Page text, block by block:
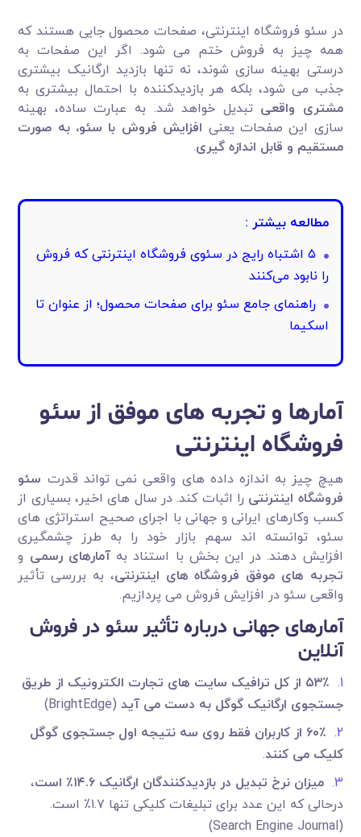
در سئو فروشگاه اینترنتی، صفحات محصول جایی هستند که
همه چیز به فروش ختم می شود. اگر این صفحات به
درستی بهینه سازی شوند، نه تنها بازدید ارگانیک بیشتری
جذب می شود، بلکه هر بازدیدکننده با احتمال بیشتری به
مشتری واقعی تبدیل خواهد شد. به عبارت ساده، بهینه
سازی این صفحات یعنی افزایش فروش با سئو، به صورت
مستقیم و قابل اندازه گیری.
مطالعه بیشتر :
۵ اشتباه رایج در سئوی فروشگاه اینترنتی که فروش
را نابود می‌کنند
راهنمای جامع سئو برای صفحات محصول؛ از عنوان تا
اسکیما
آمارها و تجربه های موفق از سئو
فروشگاه اینترنتی
هیچ چیز به اندازه داده های واقعی نمی تواند قدرت سئو
فروشگاه اینترنتی را اثبات کند. در سال های اخیر، بسیاری از
کسب وکارهای ایرانی و جهانی با اجرای صحیح استراتژی های
سئو، توانسته اند سهم بازار خود را به طرز چشمگیری
افزایش دهند. در این بخش با استناد بهآمارهای رسمی و
تجربه های موفق فروشگاه های اینترنتی، به بررسی تأثیر
واقعی سئو در افزایش فروش می پردازیم.
آمارهای جهانی درباره تأثیر سئو در فروش
آنلاین
۵۳٪
از کل ترافیک سایت های تجارت الکترونیک از طریق
جستجوی ارگانیک گوگل به دست می آید (BrightEdge)
۶۰٪
از کاربران فقط روی سه نتیجه اول جستجوی گوگل
کلیک می کنند.
میزان نرخ تبدیل در بازدیدکنندگان ارگانیک۱۴.۶٪ است،
درحالی که این عدد برای تبلیغات کلیکی تنها ۱.۷٪ است.
(Search Engine Journal)